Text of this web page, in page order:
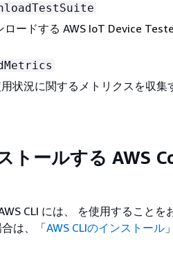
ードする AWS IoT Device
状況に関するメトリクスを収集
トールする AWS
CLI には、 を使用することを
は、「AWS CLIのインストール